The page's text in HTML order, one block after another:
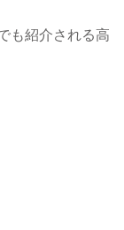
も紹介される高